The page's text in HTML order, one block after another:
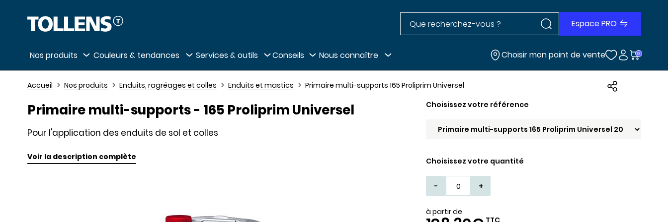
Passer la liste des magasins et aller au pied de page Rechercher dans le site Rechercher dans le site
Espace PRO
Nos produits Couleurs & tendances Services & outils Conseils Nous connaître Choisir mon point de vente 0
Accueil Nos produits Enduits, ragréages et colles Enduits et mastics Primaire multi-supports 165 Proliprim Universel
Primaire multi-supports - 165 Proliprim Universel
Pour l'application des enduits de sol et colles
Voir la description complète
Choisissez votre référence
Choisissez votre quantité
- +
à partir de